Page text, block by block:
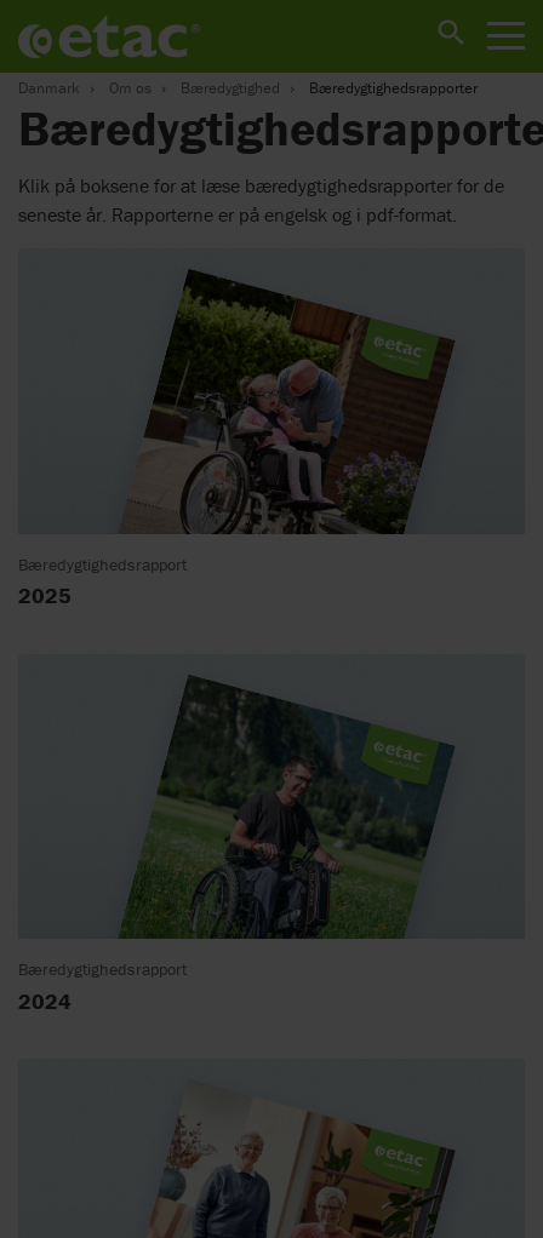
Danmark Om os Bæredygtighed Bæredygtighedsrapporter
Klik på boksene for at læse bæredygtighedsrapporter for de
seneste år. Rapporterne er på engelsk og i pdf-format.
Bæredygtighedsrapport
2025
Bæredygtighedsrapport
2024